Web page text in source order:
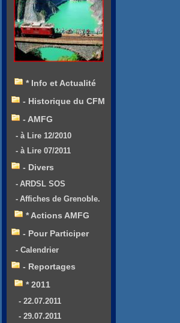
* Info et Actualité
- Historique du CFM
- AMFG
- à Lire 12/2010
- à Lire 07/2011
- Divers
- ARDSL SOS
- Affiches de Grenoble.
* Actions AMFG
- Pour Participer
- Calendrier
- Reportages
* 2011
- 22.07.2011
- 29.07.2011